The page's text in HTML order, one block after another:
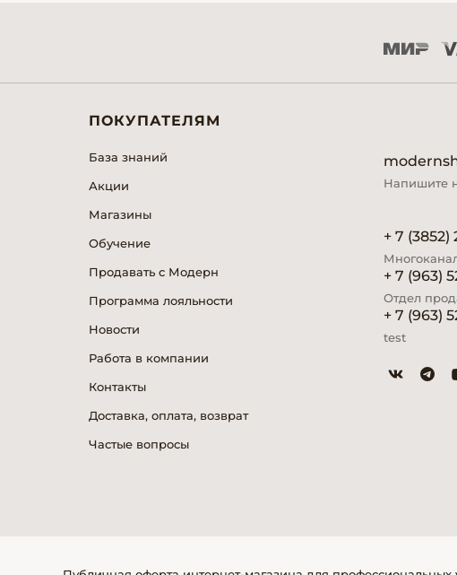
Напишите
+ 7 (3852)
+ 7 (963)
Отдел
+ 7 (963)
test
ПОКУПАТЕЛЯМ
База знаний
Акции
Магазины
Обучение
Продавать с Модерн
Программа лояльности
Новости
Работа в компании
Контакты
Доставка, оплата, возврат
Частые вопросы